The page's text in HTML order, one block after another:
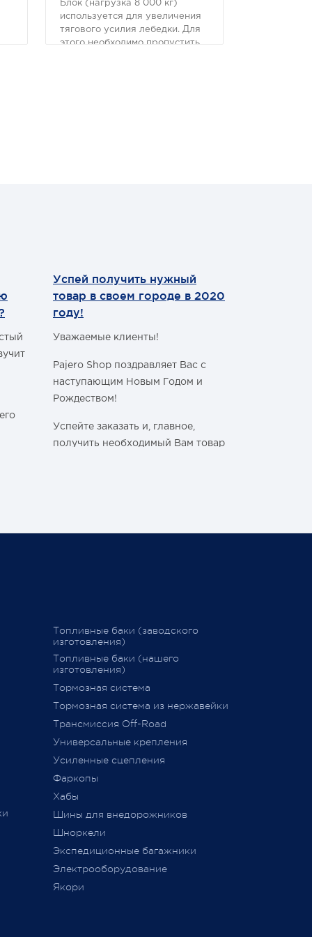
Блок (нагрузка 8 000 кг)
используется для увеличения
тягового усилия лебедки. Для
этого необходимо пропустить
г.
Успей получить нужный
товар в своем городе в 2020
году!
Уважаемые клиенты!
Pajero Shop поздравляет Вас с
наступающим Новым Годом и
Рождеством!
Успейте заказать и, главное,
получить необходимый Вам товар
График последних отправок "ПЭК"
15 декабря 2020
Топливные баки (заводского
изготовления)
Топливные баки (нашего
изготовления)
Тормозная система
Тормозная система из нержавейки
Трансмиссия Off-Road
Универсальные крепления
Усиленные сцепления
Фаркопы
Хабы
Шины для внедорожников
Шноркели
Экспедиционные багажники
Электрооборудование
Якори